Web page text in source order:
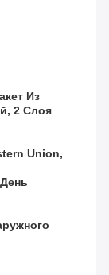
Из
2 Слоя
Union,